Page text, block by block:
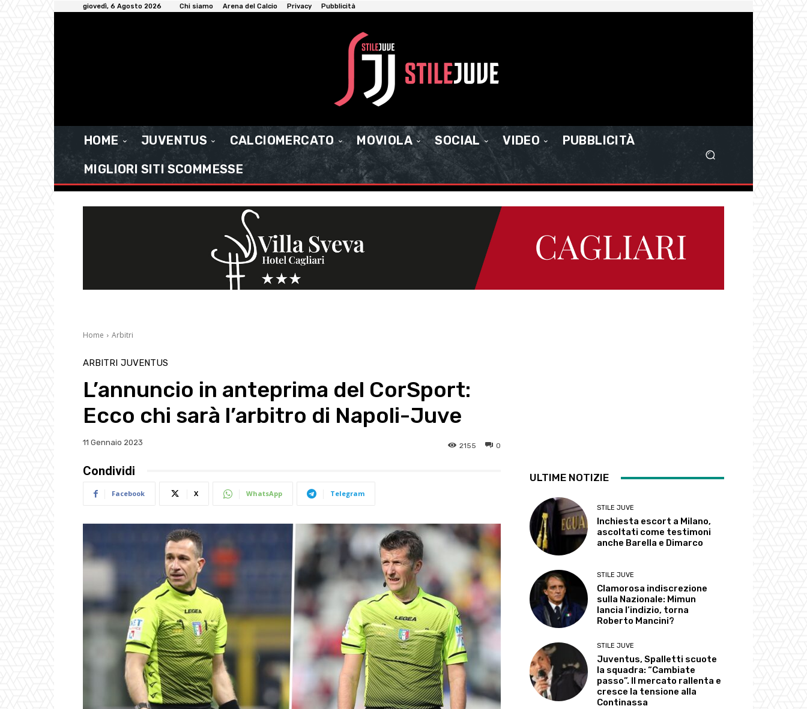
giovedì, 6 Agosto 2026 Chi siamo Arena del Calcio Privacy Pubblicità
HOME JUVENTUS CALCIOMERCATO MOVIOLA SOCIAL VIDEO
PUBBLICITÀ
MIGLIORI SITI SCOMMESSE
Home Arbitri
ARBITRI JUVENTUS
L’annuncio in anteprima del CorSport:
Ecco chi sarà l’arbitro di Napoli-Juve
11 Gennaio 2023 0
2155
Condividi
Facebook X WhatsApp Telegram
ULTIME NOTIZIE
STILE JUVE
Inchiesta escort a Milano,
ascoltati come testimoni
anche Barella e Dimarco
STILE JUVE
Clamorosa indiscrezione
sulla Nazionale: Mimun
lancia l’indizio, torna
Roberto Mancini?
STILE JUVE
Juventus, Spalletti scuote
la squadra: “Cambiate
passo”. Il mercato rallenta e
cresce la tensione alla
Continassa